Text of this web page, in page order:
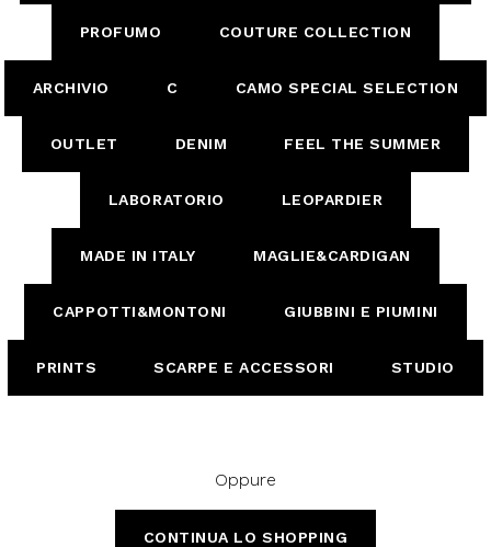
PROFUMO COUTURE COLLECTION
ARCHIVIO C CAMO SPECIAL SELECTION
OUTLET DENIM FEEL THE SUMMER
LABORATORIO LEOPARDIER
MADE IN ITALY MAGLIE&CARDIGAN
CAPPOTTI&MONTONI GIUBBINI E PIUMINI
PRINTS SCARPE E ACCESSORI STUDIO
Oppure
CONTINUA LO SHOPPING